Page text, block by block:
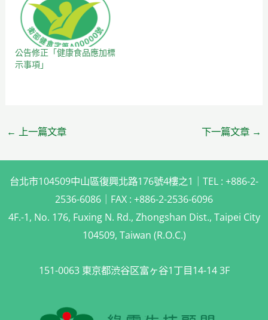
公告修正「健康食品應加標
示事項」
← 上一篇文章 下一篇文章 →
台北市104509中山區復興北路176號4樓之1｜TEL : +886-2-
2536-6086｜FAX : +886-2-2536-6096
4F.-1, No. 176, Fuxing N. Rd., Zhongshan Dist., Taipei City
104509, Taiwan (R.O.C.)
151-0063 東京都渋谷区富ヶ谷1丁目14-14 3F